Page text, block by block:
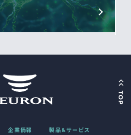
企業情報 製品＆サービス